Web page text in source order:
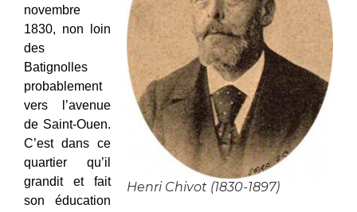
Henri Chivot (1830-1897)
novembre
1830, non loin
des
Batignolles
probablement
vers l’avenue
de Saint-Ouen.
C’est dans ce
quartier qu’il
grandit et fait
son éducation